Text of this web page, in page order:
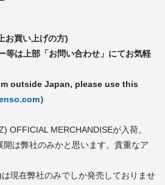
お買い上げの方)
等は上部「お問い合わせ」にてお気軽
outside Japan, please use this
）
OFFICIAL MERCHANDISEが入荷。
は弊社のみかと思います。貴重なア
現在弊社のみでしか発売しておりませ